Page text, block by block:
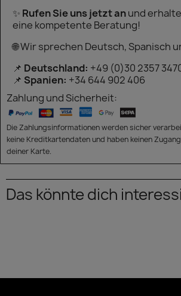
✨ Rufen Sie uns jetzt anund
eine kompetente Beratung!
🌐 Wir sprechen Deutsch, Spanisch
📌 Deutschland: +49 (0)30 2357
📌 Spanien: +34 644 902 406
Zahlung und Sicherheit:
Die Zahlungsinformationen werden sicher
keine Kreditkartendaten und haben keinen
deiner Karte.
Das könnte dich